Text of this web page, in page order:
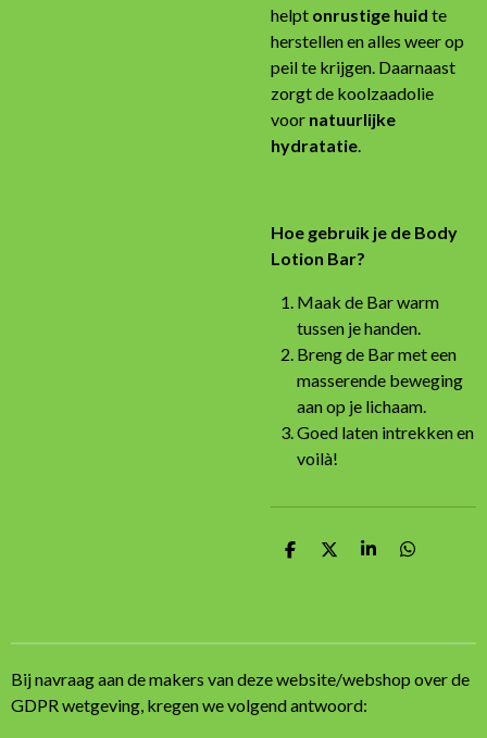
helpt onrustige huid te
herstellen en alles weer op
peil te krijgen. Daarnaast
zorgt de koolzaadolie
voor natuurlijke
hydratatie.
Hoe gebruik je de Body
Lotion Bar?
Maak de Bar warm
tussen je handen.
Breng de Bar met een
masserende beweging
aan op je lichaam.
Goed laten intrekken en
voilà!
D
D
S
D
Bij navraag aan de makers van deze website/webshop over de
GDPR wetgeving, kregen we volgend antwoord: